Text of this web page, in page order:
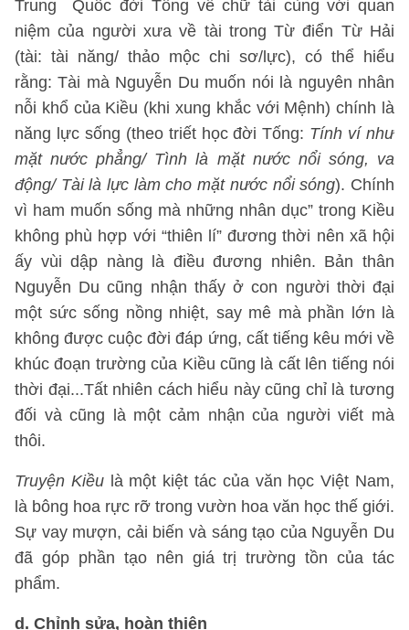
Trung Quốc đời Tống vể chữ tài cùng với quan
niệm của người xưa về tài trong Từ điển Từ Hải
(tài: tài năng/ thảo mộc chi sơ/lực), có thể hiểu
rằng: Tài mà Nguyễn Du muốn nói là nguyên nhân
nỗi khổ của Kiều (khi xung khắc với Mệnh) chính là
năng lực sống (theo triết học đời Tống: Tính ví như
mặt nước phẳng/ Tình là mặt nước nổi sóng, va
động/ Tài là lực làm cho mặt nước nổi sóng). Chính
vì ham muốn sống mà những nhân dục” trong Kiều
không phù hợp với “thiên lí” đương thời nên xã hội
ấy vùi dập nàng là điều đương nhiên. Bản thân
Nguyễn Du cũng nhận thấy ở con người thời đại
một sức sống nồng nhiệt, say mê mà phần lớn là
không được cuộc đời đáp ứng, cất tiếng kêu mới về
khúc đoạn trường của Kiều cũng là cất lên tiếng nói
thời đại...Tất nhiên cách hiểu này cũng chỉ là tương
đối và cũng là một cảm nhận của người viết mà
thôi.
Truyện Kiềulà một kiệt tác của văn học Việt Nam,
là bông hoa rực rỡ trong vườn hoa văn học thế giới.
Sự vay mượn, cải biến và sáng tạo của Nguyễn Du
đã góp phần tạo nên giá trị trường tồn của tác
phẩm.
d. Chỉnh sửa, hoàn thiện